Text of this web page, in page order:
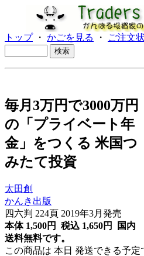
トップ・ かごを見る ・ ご注文
毎月3万円で3000万円
の「プライベート年
金」をつくる 米国つ
みたて投資
太田創
かんき出版
四六判 224頁 2019年3月発売
本体 1,500円 税込 1,650円
国内
送料無料です。
この商品は 本日 発送できる予定